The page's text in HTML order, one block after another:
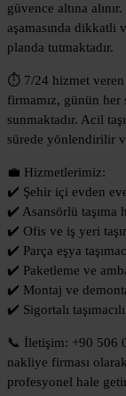
güvence altına
aşamasında dikkatli
planda tutmaktadır.
⏱️ 7/24 hizmet veren
firmamız, günün her
sunmaktadır. Acil
sürede yönlendirilir
💼 Hizmetlerimiz:
✔️ Şehir içi evden
✔️ Asansörlü taşıma
✔️ Ofis ve iş yeri
✔️ Parça eşya
✔️ Paketleme ve
✔️ Montaj ve
✔️ Sigortalı
📞 İletişim: +90 506
nakliye firması
profesyonel hale